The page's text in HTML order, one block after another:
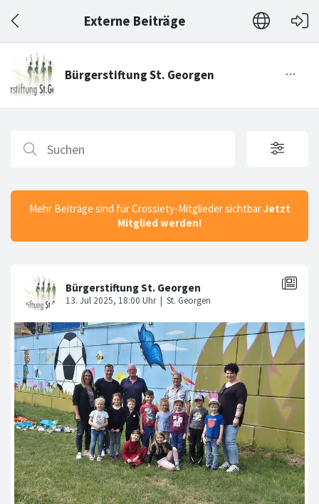
Externe Beiträge
Mehr Beiträge sind für Crossiety-Mitglieder sichtbarJetzt
Mitglied werden!